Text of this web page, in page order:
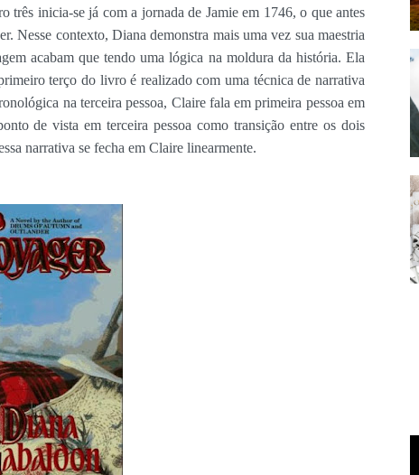
três inicia-se já com a jornada de Jamie em 1746, o que antes
Nesse contexto, Diana demonstra mais uma vez sua maestria
acabam que tendo uma lógica na moldura da história. Ela
terço do livro é realizado com uma técnica de narrativa
na terceira pessoa, Claire fala em primeira pessoa em
de vista em terceira pessoa como transição entre os dois
narrativa se fecha em Claire linearmente.